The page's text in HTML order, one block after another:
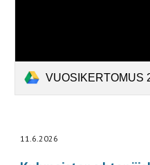
VUOSIKERTOMUS
11.6.2026